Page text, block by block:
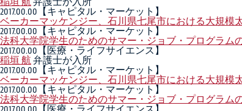
2017.00.00 【キャピタル・マーケット】
ベーカーマッケンジー、石川県七尾市における大規模
2017.00.00 【キャピタル・マーケット】
法科大学院学生のためのサマー・ジョブ・プログラム
2017.00.00 【医療・ライフサイエンス】
稲垣 航弁護士が入所
2017.00.00 【キャピタル・マーケット】
ベーカーマッケンジー、石川県七尾市における大規模
2017.00.00 【キャピタル・マーケット】
法科大学院学生のためのサマー・ジョブ・プログラム